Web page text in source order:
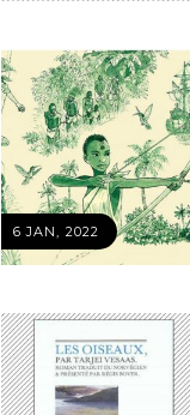
6 JAN, 2022